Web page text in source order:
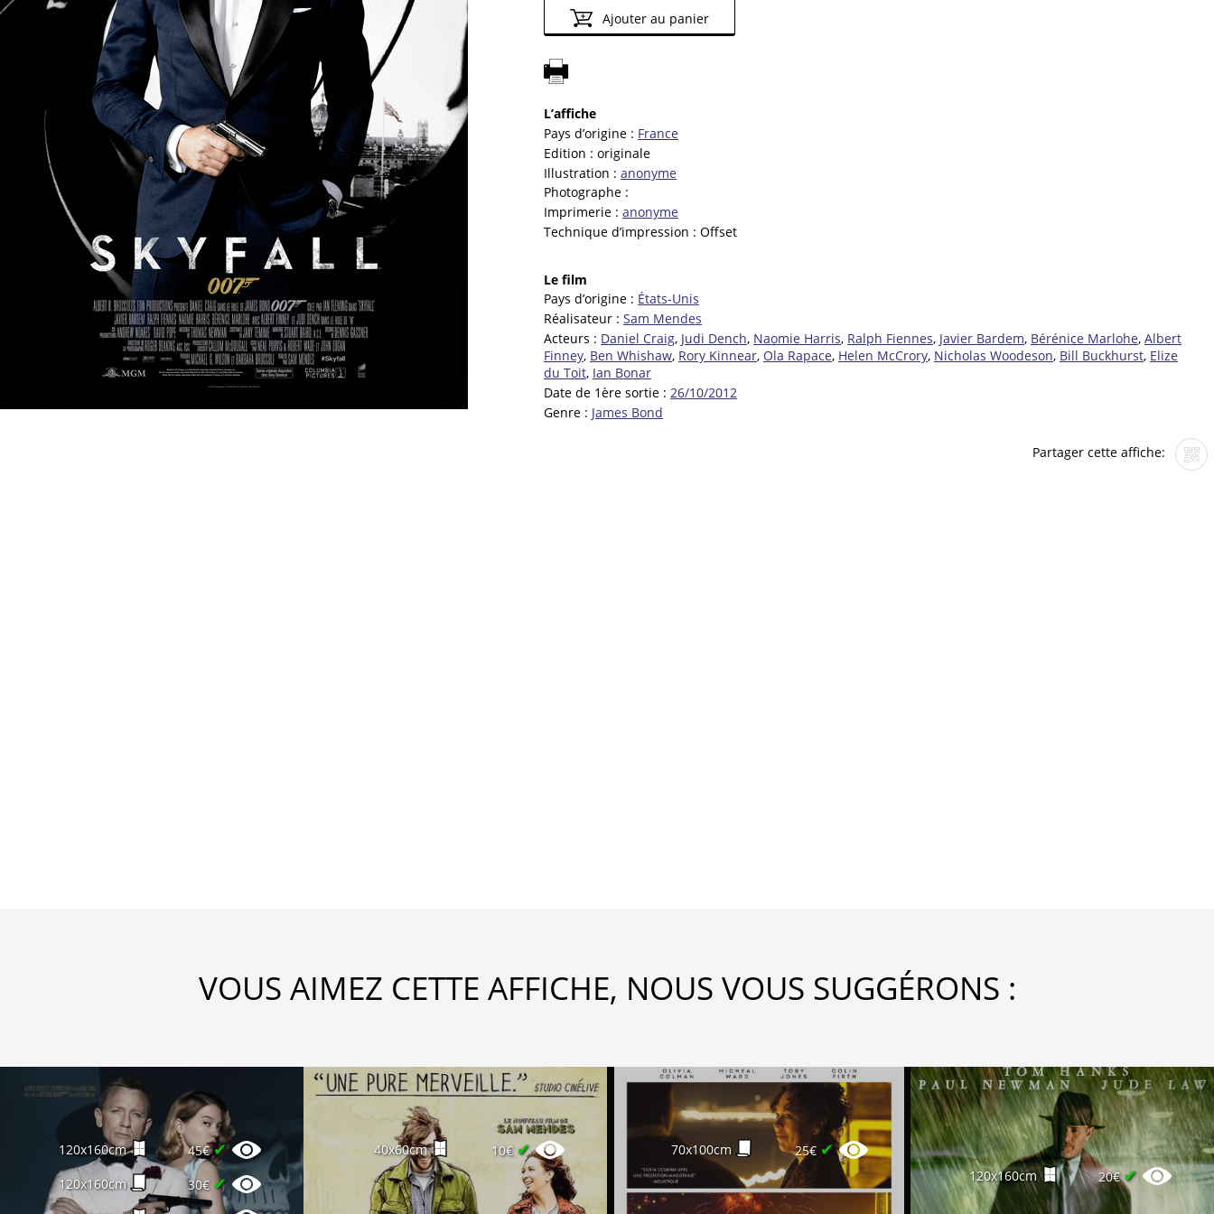
Ajouter au panier
L’affiche
Pays d’origine : France
Edition : originale
Illustration : anonyme
Photographe :
Imprimerie : anonyme
Technique d’impression : Offset
Le film
Pays d’origine : États-Unis
Réalisateur : Sam Mendes
Acteurs : Daniel Craig, Judi Dench, Naomie Harris, Ralph Fiennes, Javier Bardem, Bérénice Marlohe, Albert
Finney, Ben Whishaw, Rory Kinnear, Ola Rapace, Helen McCrory, Nicholas Woodeson, Bill Buckhurst, Elize
du Toit, Ian Bonar
Date de 1ère sortie : 26/10/2012
Genre : James Bond
Partager cette affiche:
VOUS AIMEZ CETTE AFFICHE, NOUS VOUS SUGGÉRONS :
120x160cm 45€✔
120x160cm 30€ ✔
40x60cm 10€ ✔ 70x100cm 25€ ✔
120x160cm 20€✔